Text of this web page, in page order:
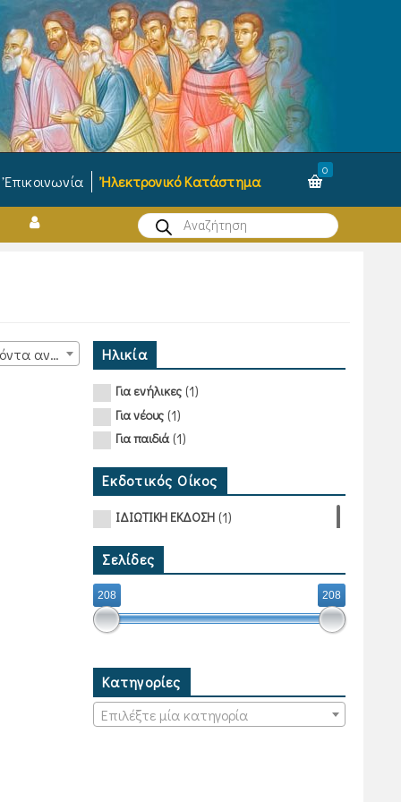
Ἐπικοινωνία Ἠλεκτρονικό Κατάστημα
0
Products
search
15 προϊόντα ανά σελίδα Ηλικία
Για ενήλικες(1)
Για νέους(1)
Για παιδιά(1)
Εκδοτικός Οίκος
ΙΔΙΩΤΙΚΗ ΕΚΔΟΣΗ(1)
Σελίδες
208 208
Κατηγορίες
Επιλέξτε μία κατηγορία